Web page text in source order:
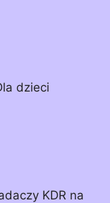
dzieci
KDR na